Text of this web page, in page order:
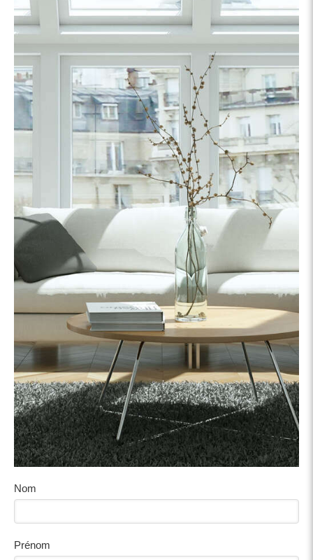
Nom
Prénom